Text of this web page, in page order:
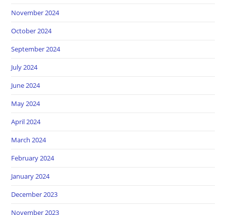
November 2024
October 2024
September 2024
July 2024
June 2024
May 2024
April 2024
March 2024
February 2024
January 2024
December 2023
November 2023